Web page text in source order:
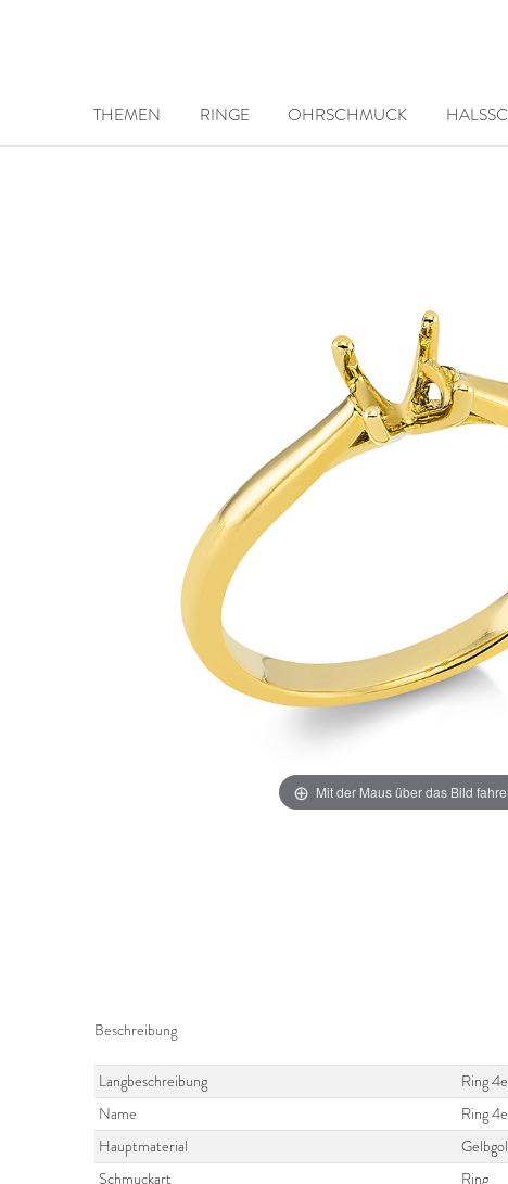
THEMEN RINGE OHRSCHMUCK
Mit der Maus über das Bild
Beschreibung
Langbeschreibung
Ring
Name
Ring
Hauptmaterial
Schmuckart
Ring